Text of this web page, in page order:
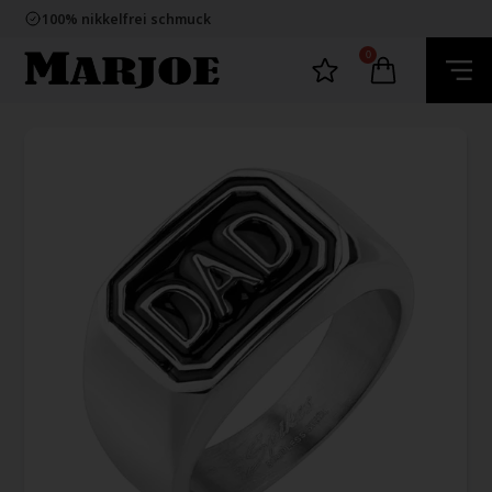
100% nikkelfrei schmuck
60 Tage Rückgabe
E-mark webshop
100% nikkelfrei schmuck
0